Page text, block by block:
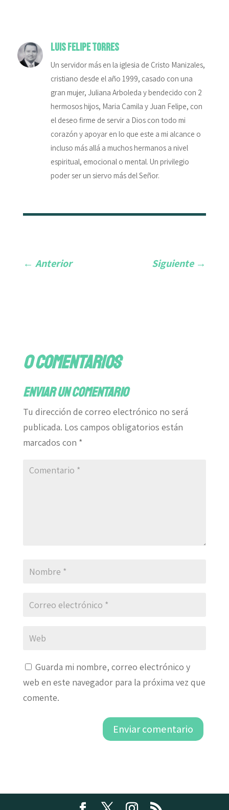
Luis Felipe Torres
Un servidor más en la iglesia de Cristo Manizales,
cristiano desde el año 1999, casado con una
gran mujer, Juliana Arboleda y bendecido con 2
hermosos hijos, Maria Camila y Juan Felipe, con
el deseo firme de servir a Dios con todo mi
corazón y apoyar en lo que este a mi alcance o
incluso más allá a muchos hermanos a nivel
espiritual, emocional o mental. Un privilegio
poder ser un siervo más del Señor.
← Anterior Siguiente→
0 comentarios
Enviar un comentario
Tu dirección de correo electrónico no será
publicada. Los campos obligatorios están
marcados con *
Guarda mi nombre, correo electrónico y
web en este navegador para la próxima vez que
comente.
Enviar comentario